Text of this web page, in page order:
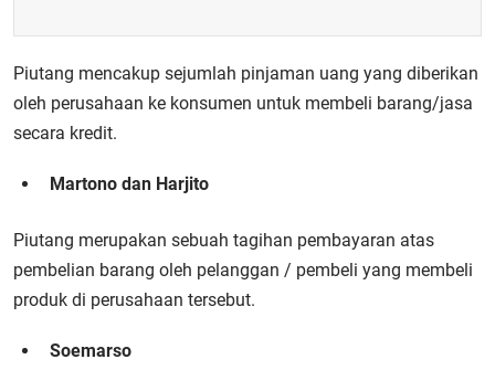
Piutang mencakup sejumlah pinjaman uang yang diberikan
oleh perusahaan ke konsumen untuk membeli barang/jasa
secara kredit.
Martono dan Harjito
Piutang merupakan sebuah tagihan pembayaran atas
pembelian barang oleh pelanggan / pembeli yang membeli
produk di perusahaan tersebut.
Soemarso